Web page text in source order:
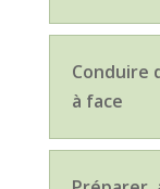
Conduire
à face